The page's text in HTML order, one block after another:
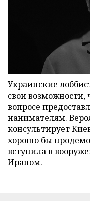
Украинские
свои возможности,
вопросе
нанимателям.
консультирует
хорошо бы
вступила в
Ираном.